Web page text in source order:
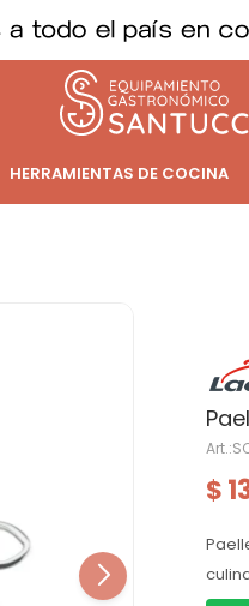
HERRAMIENTAS DE COCINA
$